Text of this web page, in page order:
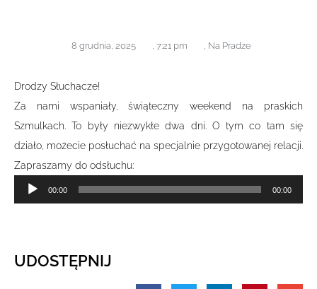
8 grudnia, 2025 , 7:21 pm , Na Pradze
Drodzy Słuchacze!
Za nami wspaniały, świąteczny weekend na praskich
Szmulkach. To były niezwykłe dwa dni. O tym co tam się
działo, możecie posłuchać na specjalnie przygotowanej relacji.
Zapraszamy do odsłuchu:
Odtwarzacz
plików
00:00 00:00
UDOSTĘPNIJ